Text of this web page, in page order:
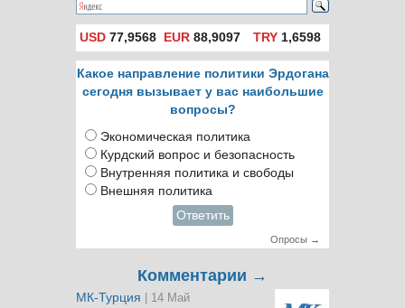
USD 77,9568 EUR 88,9097 TRY1,6598
Какое направление политики Эрдогана
сегодня вызывает у вас наибольшие
вопросы?
Экономическая политика
Курдский вопрос и безопасность
Внутренняя политика и свободы
Внешняя политика
Ответить
Опросы →
Комментарии →
МК-Турция | 14 Май